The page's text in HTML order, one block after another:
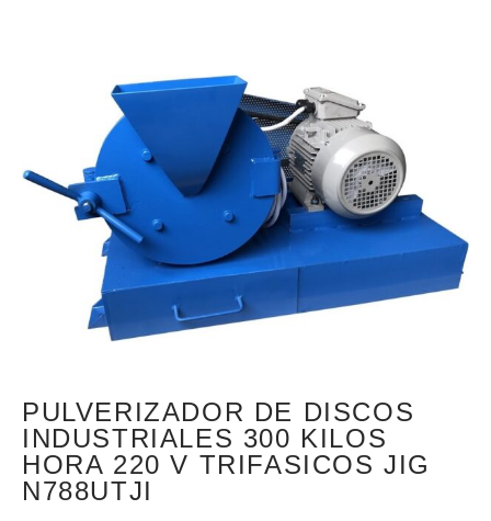
PULVERIZADOR DE DISCOS
INDUSTRIALES 300 KILOS
HORA 220 V TRIFASICOS JIG
N788UTJI